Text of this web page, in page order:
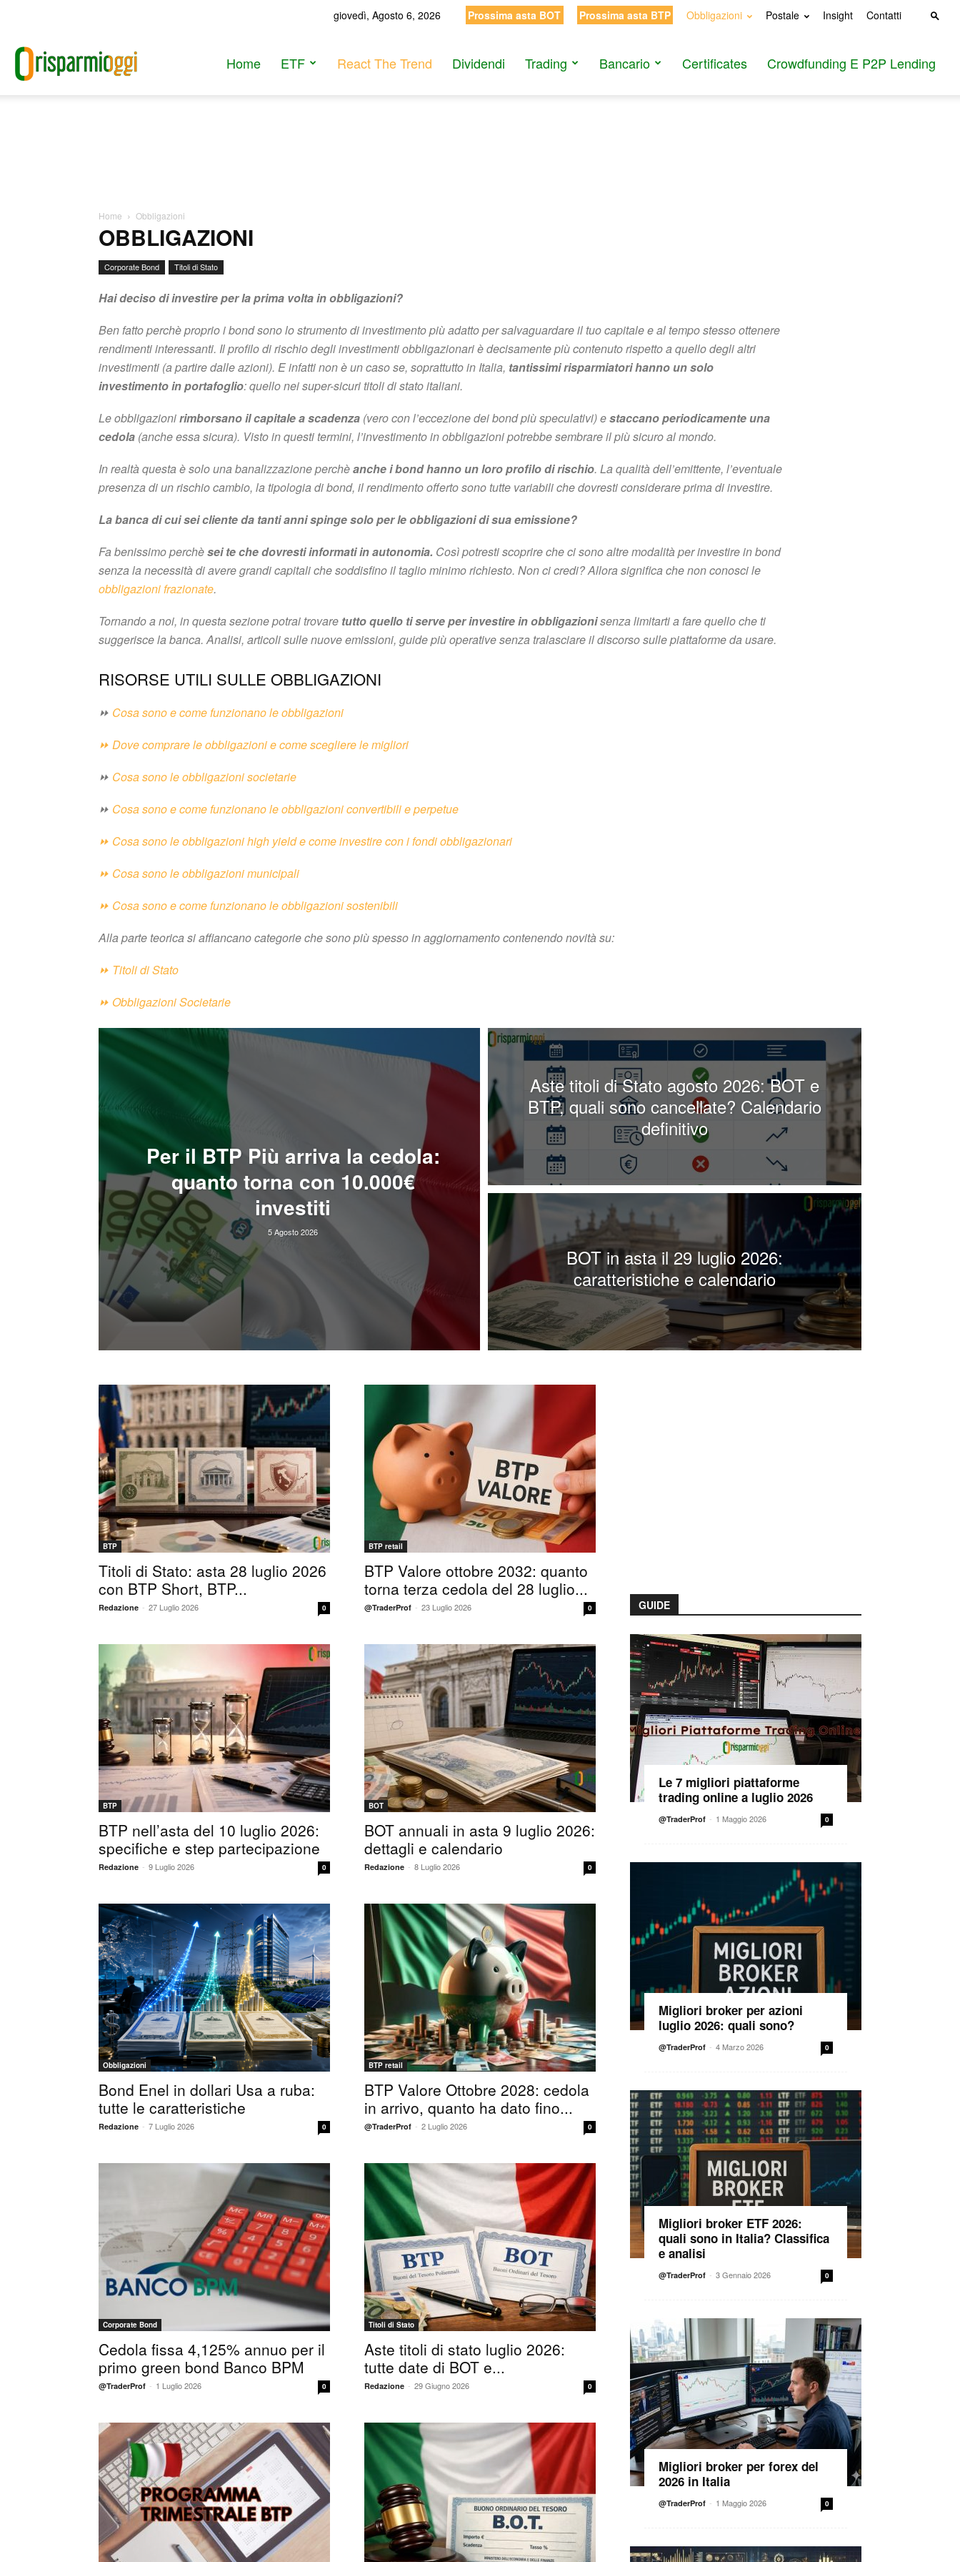
giovedì, Agosto 6, 2026 Prossima asta BOT Prossima asta BTP Obbligazioni Postale Insight Contatti
Home ETF React The Trend Dividendi Trading Bancario Certificates Crowdfunding E P2P Lending
Home Obbligazioni
OBBLIGAZIONI
Corporate Bond Titoli di Stato
Hai deciso di investire per la prima volta in obbligazioni?
Ben fatto perchè proprio i bond sono lo strumento di investimento più adatto per salvaguardare il tuo capitale e al tempo stesso ottenere
rendimenti interessanti. Il profilo di rischio degli investimenti obbligazionari è decisamente più contenuto rispetto a quello degli altri
investimenti (a partire dalle azioni). E infatti non è un caso se, soprattutto in Italia, tantissimi risparmiatori hanno un solo
investimento in portafoglio: quello nei super-sicuri titoli di stato italiani.
Le obbligazionirimborsano il capitale a scadenza (vero con l’eccezione dei bond più speculativi) estaccano periodicamente una
cedola (anche essa sicura). Visto in questi termini, l’investimento in obbligazioni potrebbe sembrare il più sicuro al mondo.
In realtà questa è solo una banalizzazione perchèanche i bond hanno un loro profilo di rischio. La qualità dell’emittente, l’eventuale
presenza di un rischio cambio, la tipologia di bond, il rendimento offerto sono tutte variabili che dovresti considerare prima di investire.
La banca di cui sei cliente da tanti anni spinge solo per le obbligazioni di sua emissione?
Fa benissimo perchèsei te che dovresti informati in autonomia. Così potresti scoprire che ci sono altre modalità per investire in bond
senza la necessità di avere grandi capitali che soddisfino il taglio minimo richiesto. Non ci credi? Allora significa che non conosci le
obbligazioni frazionate.
Tornando a noi, in questa sezione potrai trovare tutto quello ti serve per investire in obbligazionisenza limitarti a fare quello che ti
suggerisce la banca. Analisi, articoli sulle nuove emissioni, guide più operative senza tralasciare il discorso sulle piattaforme da usare.
RISORSE UTILI SULLE OBBLIGAZIONI
⏩ Cosa sono e come funzionano le obbligazioni
⏩ Dove comprare le obbligazioni e come scegliere le migliori
⏩ Cosa sono le obbligazioni societarie
⏩ Cosa sono e come funzionano le obbligazioni convertibili e perpetue
⏩ Cosa sono le obbligazioni high yield e come investire con i fondi obbligazionari
⏩ Cosa sono le obbligazioni municipali
⏩ Cosa sono e come funzionano le obbligazioni sostenibili
Alla parte teorica si affiancano categorie che sono più spesso in aggiornamento contenendo novità su:
⏩ Titoli di Stato
⏩ Obbligazioni Societarie
Per il BTP Più arriva la cedola:
quanto torna con 10.000€
investiti
5 Agosto 2026
Aste titoli di Stato agosto 2026: BOT e
BTP, quali sono cancellate? Calendario
definitivo
BOT in asta il 29 luglio 2026:
caratteristiche e calendario
BTP
Titoli di Stato: asta 28 luglio 2026
con BTP Short, BTP...
Redazione - 27 Luglio 2026 0
BTP retail
BTP Valore ottobre 2032: quanto
torna terza cedola del 28 luglio...
@TraderProf - 23 Luglio 2026 0
BTP
BTP nell’asta del 10 luglio 2026:
specifiche e step partecipazione
Redazione - 9 Luglio 2026 0
BOT
BOT annuali in asta 9 luglio 2026:
dettagli e calendario
Redazione - 8 Luglio 2026 0
Obbligazioni
Bond Enel in dollari Usa a ruba:
tutte le caratteristiche
Redazione - 7 Luglio 2026 0
BTP retail
BTP Valore Ottobre 2028: cedola
in arrivo, quanto ha dato fino...
@TraderProf - 2 Luglio 2026 0
Corporate Bond
Cedola fissa 4,125% annuo per il
primo green bond Banco BPM
@TraderProf - 1 Luglio 2026 0
Titoli di Stato
Aste titoli di stato luglio 2026:
tutte date di BOT e...
Redazione - 29 Giugno 2026 0
GUIDE
Le 7 migliori piattaforme
trading online a luglio 2026
@TraderProf - 1 Maggio 2026 0
Migliori broker per azioni
luglio 2026: quali sono?
@TraderProf - 4 Marzo 2026 0
Migliori broker ETF 2026:
quali sono in Italia? Classifica
e analisi
@TraderProf - 3 Gennaio 2026 0
Migliori broker per forex del
2026 in Italia
@TraderProf - 1 Maggio 2026 0